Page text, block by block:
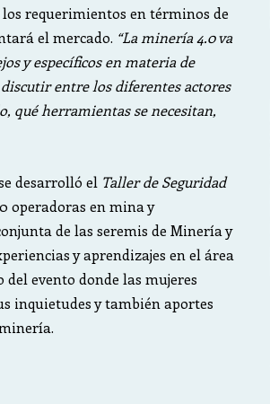
requerimientos en términos de
el mercado. “La minería 4.0 va
y específicos en materia de
entre los diferentes actores
qué herramientas se necesitan,
desarrolló el Taller de Seguridad
operadoras en mina y
de las seremis de Minería y
y aprendizajes en el área
evento donde las mujeres
inquietudes y también aportes